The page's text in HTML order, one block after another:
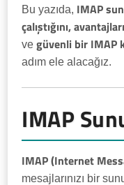
Bu yazıda, IMAP
çalıştığını,
vegüvenli bir IMAP
adım ele alacağız.
IMAP
IMAP (Internet
mesajlarınızı bir